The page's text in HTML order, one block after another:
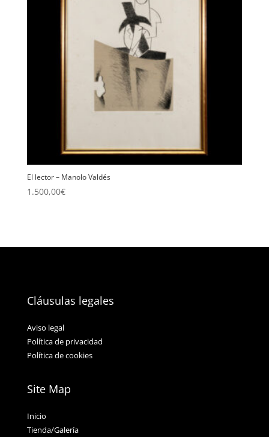
El lector – Manolo Valdés
1.500,00€
Cláusulas legales
Aviso legal
Política de privacidad
Política de cookies
Site Map
Inicio
Tienda/Galería